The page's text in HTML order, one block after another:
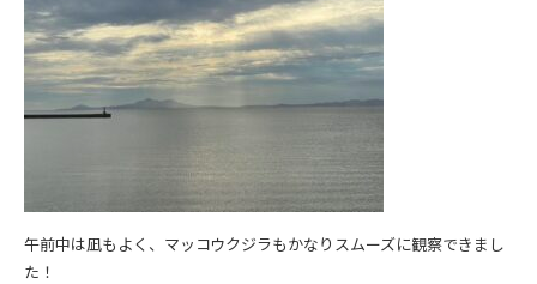
午前中は凪もよく、マッコウクジラもかなりスムーズに観察できまし
た！